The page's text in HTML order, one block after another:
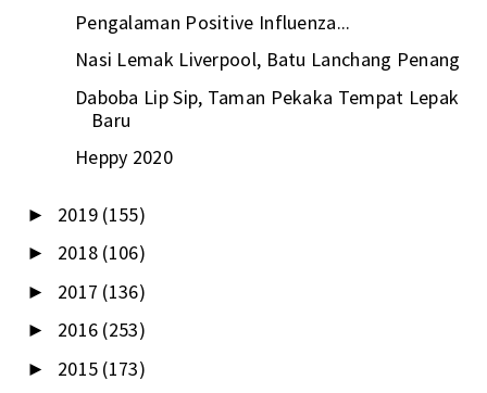
Pengalaman Positive Influenza...
Nasi Lemak Liverpool, Batu Lanchang Penang
Daboba Lip Sip, Taman Pekaka Tempat Lepak
Baru
Heppy 2020
► 2019 (155)
► 2018 (106)
► 2017 (136)
► 2016 (253)
► 2015 (173)